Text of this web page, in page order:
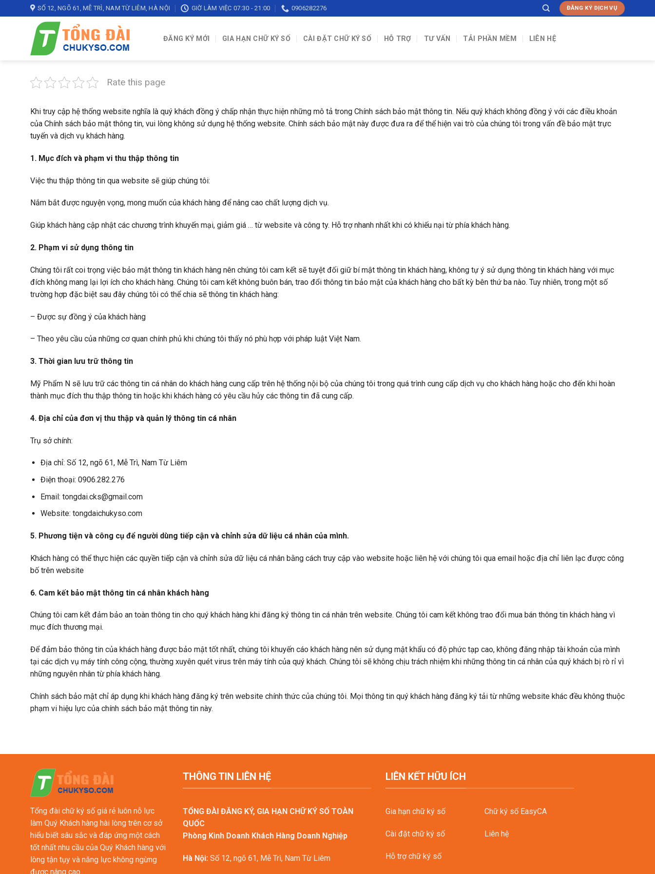
to
SỐ 12, NGÕ 61, MỄ TRÌ, NAM TỪ LIÊM, HÀ NỘI GIỜ LÀM VIỆC 07:30 - 21:00 0906282276 ĐĂNG KÝ DỊCH VỤ
ĐĂNG KÝ MỚI GIA HẠN CHỮ KÝ SỐ CÀI ĐẶT CHỮ KÝ SỐ HỖ TRỢ TƯ VẤN TẢI PHẦN MỀM LIÊN HỆ
Rate this page
Khi truy cập hệ thống website nghĩa là quý khách đồng ý chấp nhận thực hiện những mô tả trong Chính sách bảo mật thông tin. Nếu quý khách không đồng ý với các điều khoản
của Chính sách bảo mật thông tin, vui lòng không sử dụng hệ thống website. Chính sách bảo mật này được đưa ra để thể hiện vai trò của chúng tôi trong vấn đề bảo mật trực
tuyến và dịch vụ khách hàng.
1. Mục đích và phạm vi thu thập thông tin
Việc thu thập thông tin qua website sẽ giúp chúng tôi:
Nắm bắt được nguyện vọng, mong muốn của khách hàng để nâng cao chất lượng dịch vụ.
Giúp khách hàng cập nhật các chương trình khuyến mại, giảm giá … từ website và công ty. Hỗ trợ nhanh nhất khi có khiếu nại từ phía khách hàng.
2. Phạm vi sử dụng thông tin
Chúng tôi rất coi trọng việc bảo mật thông tin khách hàng nên chúng tôi cam kết sẽ tuyệt đối giữ bí mật thông tin khách hàng, không tự ý sử dụng thông tin khách hàng với mục
đích không mang lại lợi ích cho khách hàng. Chúng tôi cam kết không buôn bán, trao đổi thông tin bảo mật của khách hàng cho bất kỳ bên thứ ba nào. Tuy nhiên, trong một số
trường hợp đặc biệt sau đây chúng tôi có thể chia sẽ thông tin khách hàng:
– Được sự đồng ý của khách hàng
– Theo yêu cầu của những cơ quan chính phủ khi chúng tôi thấy nó phù hợp với pháp luật Việt Nam.
3. Thời gian lưu trữ thông tin
Mỹ Phẩm N sẽ lưu trữ các thông tin cá nhân do khách hàng cung cấp trên hệ thống nội bộ của chúng tôi trong quá trình cung cấp dịch vụ cho khách hàng hoặc cho đến khi hoàn
thành mục đích thu thập thông tin hoặc khi khách hàng có yêu cầu hủy các thông tin đã cung cấp.
4. Địa chỉ của đơn vị thu thập và quản lý thông tin cá nhân
Trụ sở chính:
Địa chỉ: Số 12, ngõ 61, Mễ Trì, Nam Từ Liêm
Điện thoại: 0906.282.276
Email: tongdai.cks@gmail.com
Website: tongdaichukyso.com
5. Phương tiện và công cụ để người dùng tiếp cận và chỉnh sửa dữ liệu cá nhân của mình.
Khách hàng có thể thực hiện các quyền tiếp cận và chỉnh sửa dữ liệu cá nhân bằng cách truy cập vào website hoặc liên hệ với chúng tôi qua email hoặc địa chỉ liên lạc được công
bố trên website
6. Cam kết bảo mật thông tin cá nhân khách hàng
Chúng tôi cam kết đảm bảo an toàn thông tin cho quý khách hàng khi đăng ký thông tin cá nhân trên website. Chúng tôi cam kết không trao đổi mua bán thông tin khách hàng vì
mục đích thương mại.
Để đảm bảo thông tin của khách hàng được bảo mật tốt nhất, chúng tôi khuyến cáo khách hàng nên sử dụng mật khẩu có độ phức tạp cao, không đăng nhập tài khoản của mình
tại các dịch vụ máy tính công cộng, thường xuyên quét virus trên máy tính của quý khách. Chúng tôi sẽ không chịu trách nhiệm khi những thông tin cá nhân của quý khách bị rò rỉ vì
những nguyên nhân từ phía khách hàng.
Chính sách bảo mật chỉ áp dụng khi khách hàng đăng ký trên website chính thức của chúng tôi. Mọi thông tin quý khách hàng đăng ký tải từ những website khác đều không thuộc
phạm vi hiệu lực của chính sách bảo mật thông tin này.
Tổng đài chữ ký số giá rẻ luôn nỗ lực
làm Quý Khách hàng hài lòng trên cơ sở
hiểu biết sâu sắc và đáp ứng một cách
tốt nhất nhu cầu của Quý Khách hàng với
lòng tận tụy và năng lực không ngừng
được nâng cao.
THÔNG TIN LIÊN HỆ
TỔNG ĐÀI ĐĂNG KÝ, GIA HẠN CHỮ KÝ SỐ TOÀN
QUỐC
Phòng Kinh Doanh Khách Hàng Doanh Nghiệp
Hà Nội:Số 12, ngõ 61, Mễ Trì, Nam Từ Liêm
LIÊN KẾT HỮU ÍCH
Gia hạn chữ ký số
Cài đặt chữ ký số
Hỗ trợ chữ ký số
Chữ ký số EasyCA
Liên hệ